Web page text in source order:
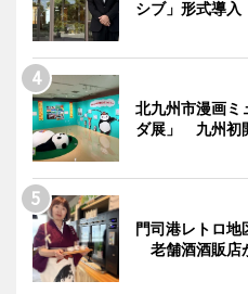
シブ」形式導入
北九州市漫画ミ
ダ展」 九州初
門司港レトロ地
老舗酒酒販店